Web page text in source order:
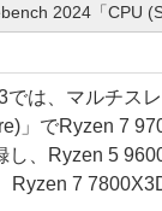
2024「CPU
は、マルチス
」でRyzen 7
し、Ryzen 5
Ryzen 7